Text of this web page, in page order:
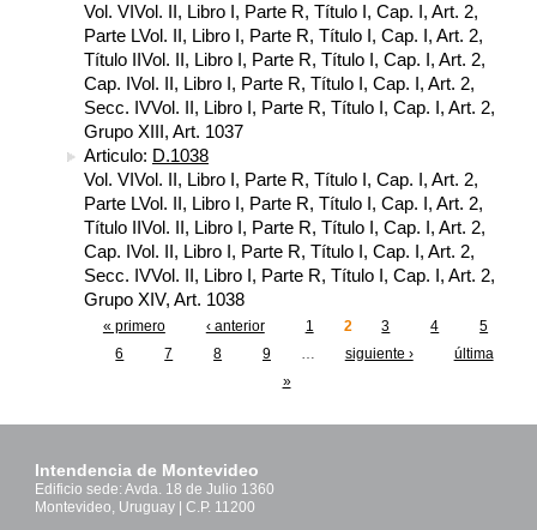
Vol. VIVol. II, Libro I, Parte R, Título I, Cap. I, Art. 2,
Parte LVol. II, Libro I, Parte R, Título I, Cap. I, Art. 2,
Título IIVol. II, Libro I, Parte R, Título I, Cap. I, Art. 2,
Cap. IVol. II, Libro I, Parte R, Título I, Cap. I, Art. 2,
Secc. IVVol. II, Libro I, Parte R, Título I, Cap. I, Art. 2,
Grupo XIII, Art. 1037
Articulo: D.1038
Vol. VIVol. II, Libro I, Parte R, Título I, Cap. I, Art. 2,
Parte LVol. II, Libro I, Parte R, Título I, Cap. I, Art. 2,
Título IIVol. II, Libro I, Parte R, Título I, Cap. I, Art. 2,
Cap. IVol. II, Libro I, Parte R, Título I, Cap. I, Art. 2,
Secc. IVVol. II, Libro I, Parte R, Título I, Cap. I, Art. 2,
Grupo XIV, Art. 1038
Páginas
« primero ‹ anterior 1 2 3 4
5
6
7 8 9 … siguiente ›
última
»
Intendencia de Montevideo
Edificio sede: Avda. 18 de Julio 1360
Montevideo, Uruguay | C.P. 11200